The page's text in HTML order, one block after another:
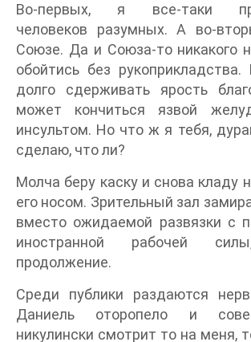
Во-первых, я все-таки
человеков разумных. А во-
Союзе. Да и Союза-то никакого
обойтись без
долго сдерживать ярость
может кончиться язвой
инсультом. Но что ж я тебя,
сделаю, что ли?
Молча беру каску и снова кладу
его носом. Зрительный зал
вместо ожидаемой развязки с
иностранной рабочей
продолжение.
Среди публики раздаются
Даниель оторопело и
никулински смотрит то на меня,